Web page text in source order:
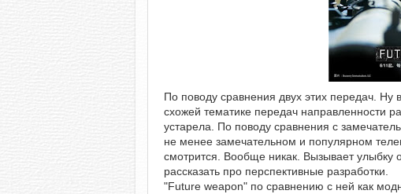
По поводу сравнения двух этих передач. Ну
схожей тематике передач направленности
устарела. По поводу сравнения с
не менее замечательном и популярном
смотрится. Вообще никак. Вызывает
рассказать про перспективные разработки.
"Future weapon" по сравнению с ней как